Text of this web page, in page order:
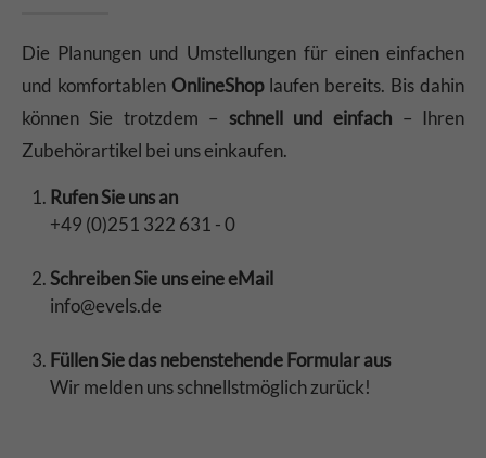
Die Planungen und Umstellungen für einen einfachen
und komfortablen OnlineShoplaufen bereits. Bis dahin
können Sie trotzdem – schnell und einfach – Ihren
Zubehörartikel bei uns einkaufen.
Rufen Sie uns an
+49 (0)251 322 631 - 0
Schreiben Sie uns eine eMail
info@evels.de
Füllen Sie das nebenstehende Formular aus
Wir melden uns schnellstmöglich zurück!